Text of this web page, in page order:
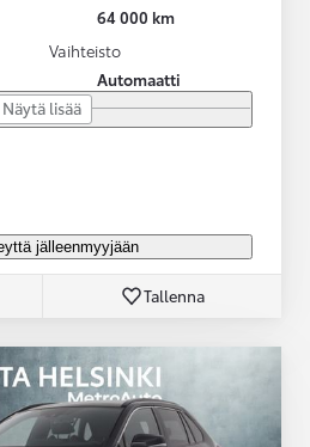
64 000 km
Vaihteisto
Automaatti
Näytä lisää
jälleenmyyjään
Tallenna